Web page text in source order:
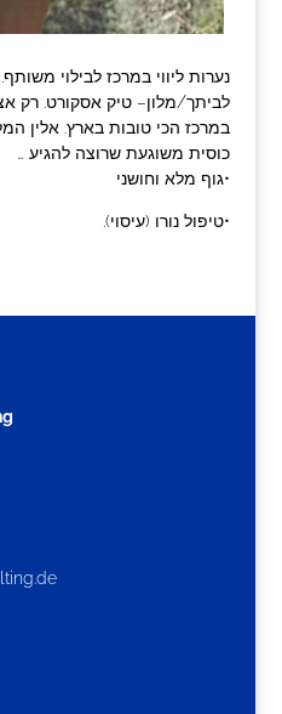
נערות ליווי במרכז לבילוי
לביתך/מלון– טיק אסקורט. רק
במרכז הכי טובות בארץ. אלין
כוסית משוגעת שרוצה להגיע …
•גוף מלא וחושני
•טיפול נורו (עיסוי).